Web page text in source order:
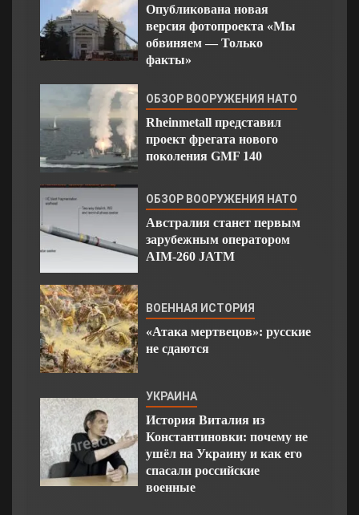
Опубликована новая
версия фотопроекта «Мы
обвиняем — Только
факты»
ОБЗОР ВООРУЖЕНИЯ НАТО
Rheinmetall представил
проект фрегата нового
поколения GMF 140
ОБЗОР ВООРУЖЕНИЯ НАТО
Австралия станет первым
зарубежным оператором
AIM-260 JATM
ВОЕННАЯ ИСТОРИЯ
«Атака мертвецов»: русские
не сдаются
УКРАИНА
История Виталия из
Константиновки: почему не
ушёл на Украину и как его
спасали российские
военные